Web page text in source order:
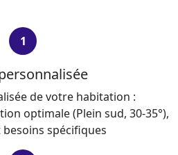
1
de votre habitation :
optimale (Plein sud, 30-35°),
spécifiques